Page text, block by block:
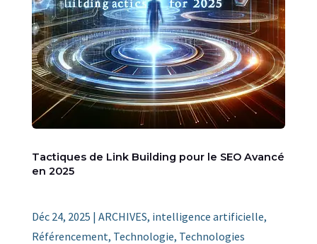
Tactiques de Link Building pour le SEO Avancé
en 2025
Déc 24, 2025 | ARCHIVES, intelligence artificielle,
Référencement, Technologie, Technologies